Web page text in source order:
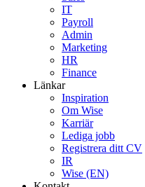
IT
Payroll
Admin
Marketing
HR
Finance
Länkar
Inspiration
Om Wise
Karriär
Lediga jobb
Registrera ditt CV
IR
Wise (EN)